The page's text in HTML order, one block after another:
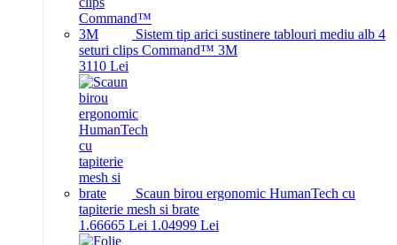
Sistem tip arici sustinere tablouri mediu alb 4
seturi clips Command™ 3M
3110 Lei
Scaun birou ergonomic HumanTech cu
tapiterie mesh si brate
1.66665 Lei 1.04999 Lei